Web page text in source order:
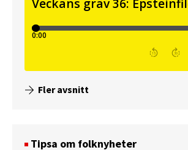
Fler avsnitt
Tipsa om folknyheter